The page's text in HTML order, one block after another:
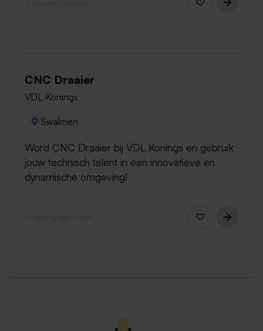
CNC Draaier
VDL Konings
Swalmen
Word CNC Draaier bij VDL Konings en gebruik
jouw technisch talent in een innovatieve en
dynamische omgeving!